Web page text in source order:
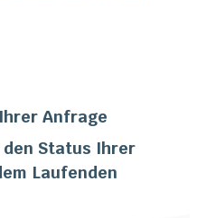
Anfrage
Status Ihrer
Laufenden